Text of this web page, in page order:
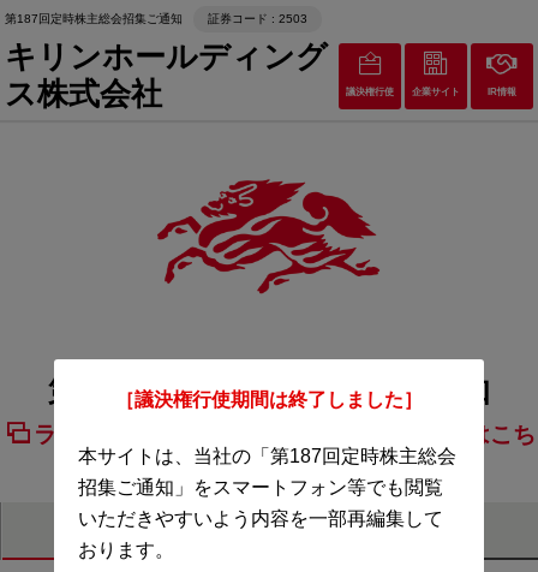
第187回定時株主総会招集ご通知 証券コード : 2503
キリンホールディング
ス株式会社
議決権行使 企業サイト IR情報
第187回定時株主総会招集ご通知
ライブ配信及び事前ご質問の受付についてはこち
ら
開催概要 招集通知
［議決権行使期間は終了しました］
本サイトは、当社の「第187回定時株主総会
招集ご通知」をスマートフォン等でも閲覧
いただきやすいよう内容を一部再編集して
おります。